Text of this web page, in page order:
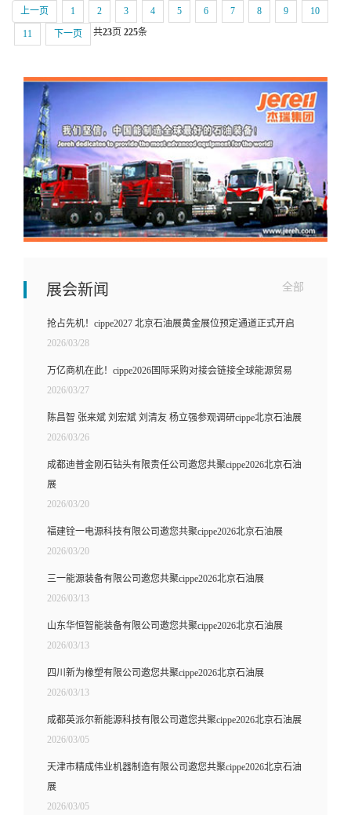
上一页 1 2 3 4 5 6 7 8 9 10
11 下一页 共23页 225条
展会新闻 全部
抢占先机！cippe2027 北京石油展黄金展位预定通道正式开启
2026/03/28
万亿商机在此！cippe2026国际采购对接会链接全球能源贸易
2026/03/27
陈昌智 张来斌 刘宏斌 刘清友 杨立强参观调研cippe北京石油展
2026/03/26
成都迪普金刚石钻头有限责任公司邀您共聚cippe2026北京石油
展
2026/03/20
福建铨一电源科技有限公司邀您共聚cippe2026北京石油展
2026/03/20
三一能源装备有限公司邀您共聚cippe2026北京石油展
2026/03/13
山东华恒智能装备有限公司邀您共聚cippe2026北京石油展
2026/03/13
四川新为橡塑有限公司邀您共聚cippe2026北京石油展
2026/03/13
成都英派尔新能源科技有限公司邀您共聚cippe2026北京石油展
2026/03/05
天津市精成伟业机器制造有限公司邀您共聚cippe2026北京石油
展
2026/03/05